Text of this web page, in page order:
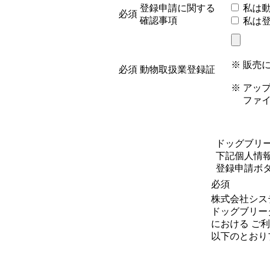
必須
登録申請に関する
確認事項
私は
私は
必須 動物取扱業登録証 ※ 販売
※ アッ
ファイ
ドッグブリ
下記個人情
登録申請ボ
必須
株式会社シ
ドッグブリ
における ご
以下のとお